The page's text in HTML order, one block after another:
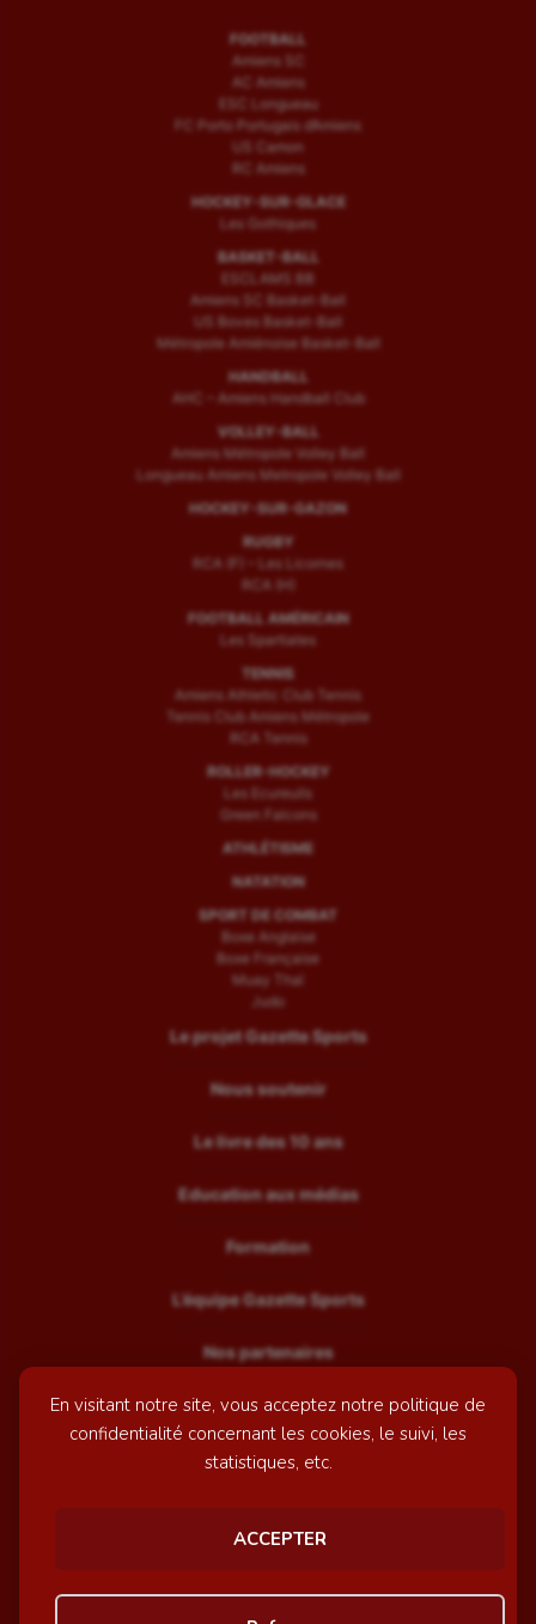
En visitant notre site, vous acceptez notre politique de
confidentialité concernant les cookies, le suivi, les
statistiques, etc.
ACCEPTER
FOOTBALL
Amiens SC
AC Amiens
ESC Longueau
FC Porto Portugais d’Amiens
US Camon
RC Amiens
HOCKEY-SUR-GLACE
Les Gothiques
BASKET-BALL
ESCLAMS BB
Amiens SC Basket-Ball
US Boves Basket-Ball
Métropole Amiénoise Basket-Ball
HANDBALL
AHC – Amiens Handball Club
VOLLEY-BALL
Amiens Métropole Volley Ball
Longueau Amiens Metropole Volley Ball
HOCKEY-SUR-GAZON
RUGBY
RCA (F) – Les Licornes
RCA (H)
FOOTBALL AMÉRICAIN
Les Spartiates
TENNIS
Amiens Athletic Club Tennis
Tennis Club Amiens Métropole
RCA Tennis
ROLLER-HOCKEY
Les Ecureuils
Green Falcons
ATHLÉTISME
NATATION
SPORT DE COMBAT
Boxe Anglaise
Boxe Française
Muay Thaï
Judo
Le projet Gazette Sports
Nous soutenir
Le livre des 10 ans
Education aux médias
Formation
L’équipe Gazette Sports
Nos partenaires
Recrutement
Mentions légales
© GazetteSports - 2026 | Site internet réalisé par